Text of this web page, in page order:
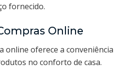
fornecido.
Online
online oferece a conveniência
no conforto de casa.